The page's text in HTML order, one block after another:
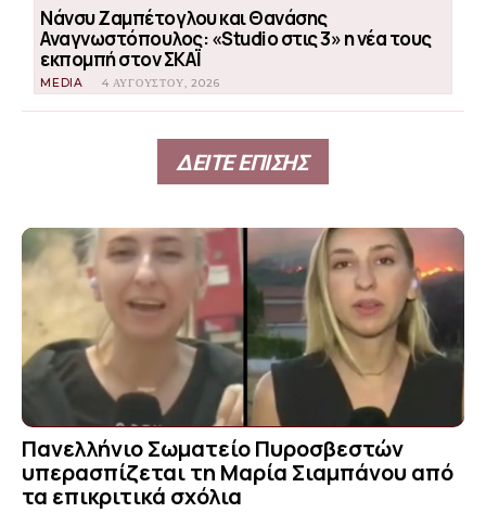
Νάνσυ Ζαμπέτογλου και Θανάσης
Αναγνωστόπουλος: «Studio στις 3» η νέα τους
εκπομπή στον ΣΚΑΪ
MEDIA 4 ΑΥΓΟΎΣΤΟΥ, 2026
ΔΕΙΤΕ ΕΠΙΣΗΣ
Πανελλήνιο Σωματείο Πυροσβεστών
υπερασπίζεται τη Μαρία Σιαμπάνου από
τα επικριτικά σχόλια